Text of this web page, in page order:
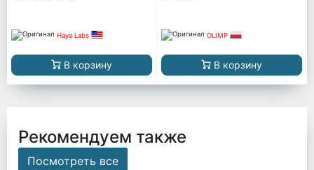
Haya Labs
В корзину
OLIMP
В корзину
Рекомендуем также
Посмотреть все